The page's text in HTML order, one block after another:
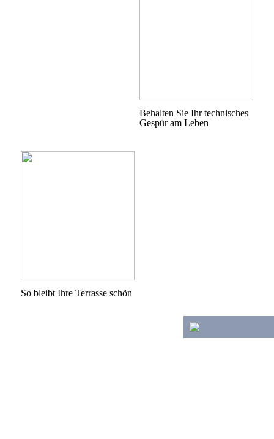
Behalten Sie Ihr technisches
Gespür am Leben
So bleibt Ihre Terrasse schön